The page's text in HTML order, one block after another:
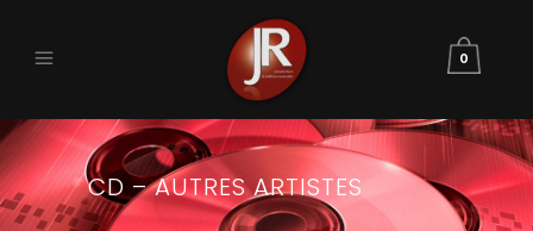
0
CD – AUTRES ARTISTES